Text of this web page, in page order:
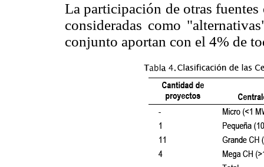
La participación de otras fuentes
consideradas como
conjunto aportan con el 4% de